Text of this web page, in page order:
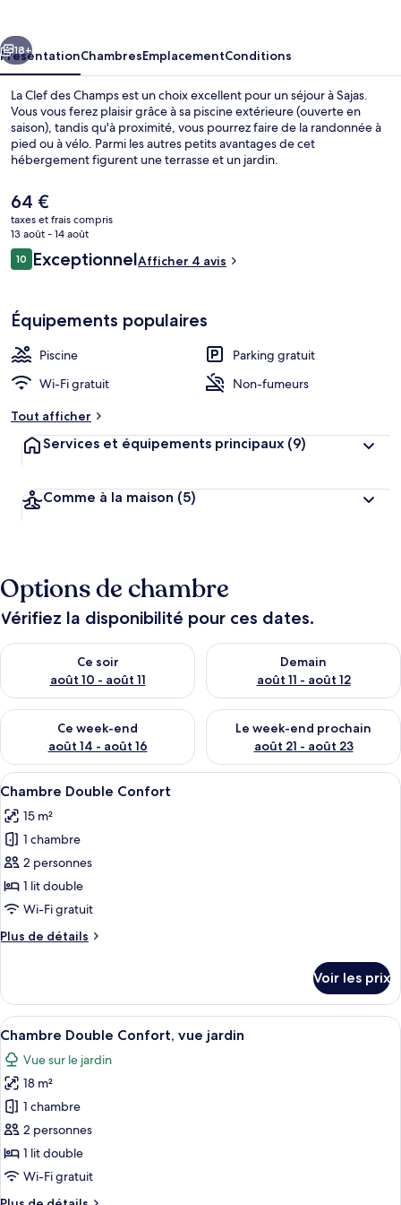
Suivant
18+
PrésentationChambresEmplacementConditions
La Clef des Champs est un choix excellent pour un séjour à Sajas.
Vous vous ferez plaisir grâce à sa piscine extérieure (ouverte en
saison), tandis qu'à proximité, vous pourrez faire de la randonnée à
pied ou à vélo. Parmi les autres petits avantages de cet
hébergement figurent une terrasse et un jardin.
Le
prix
actuel
est
de
64 €
taxes et frais compris
13 août - 14 août
Avis
voyageurs
1010 sur 10
ExceptionnelAfficher 4 avis
Équipements populaires
Piscine
Parking gratuit
Wi-Fi gratuit
Non-fumeurs
Tout afficher
Services et équipements principaux (9)
Comme à la maison (5)
Options de chambre
Vérifiez la disponibilité pour ces dates.
Ce soir
août 10 - août 11
Vérifier la disponibilité pour ce soir août 10 - août 11
Demain
août 11 - août 12
Vérifier la disponibilité pour
Ce week-end
août 14 - août 16
Vérifier la disponibilité pour ce week-end août 14 - août 16
Le week-end prochain
août 21 - août 23
Vérifier la disponibilité pour
Afficher
toutes
les
photos
pour
ce
type
chambre :
Confort
Une chambre à coucher
6
Chambre Double Confort
15 m²
1 chambre
2 personnes
1 lit double
Wi-Fi gratuit
Plus de détails
Plus
le
type
de
chambre
Chambre
Double
Confort
Voir les prix
Afficher
toutes
les
photos
pour
ce
type
de
chambre :
Une chambre à coucher avec un lit,
4
Chambre Double Confort, vue jardin
Vue sur le jardin
18 m²
1 chambre
2 personnes
1 lit double
Wi-Fi gratuit